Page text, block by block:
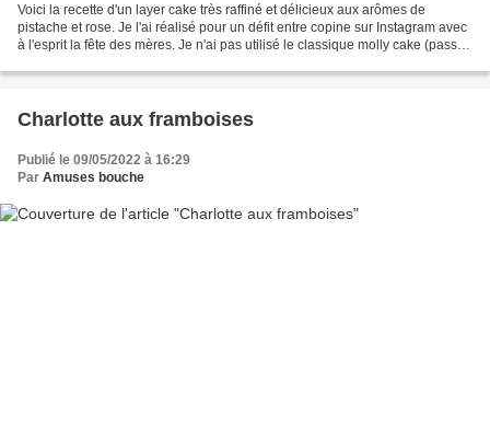
Voici la recette d'un layer cake très raffiné et délicieux aux arômes de
pistache et rose. Je l'ai réalisé pour un défit entre copine sur Instagram avec
à l'esprit la fête des mères. Je n'ai pas utilisé le classique molly cake (passez
Charlotte aux framboises
Publié le 09/05/2022 à 16:29
Par Amuses bouche